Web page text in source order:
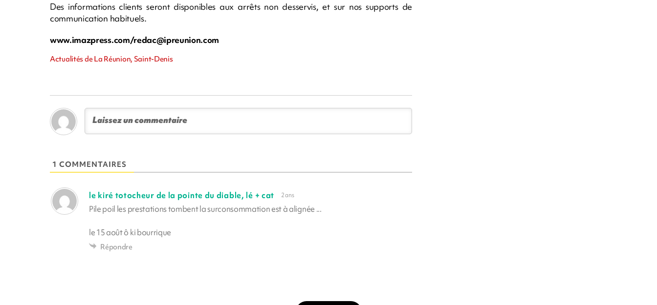
Des informations clients seront disponibles aux arrêts non desservis, et sur nos supports de
communication habituels.
www.imazpress.com/redac@ipreunion.com
Actualités de La Réunion, Saint-Denis
1 COMMENTAIRES
le kiré totocheur de la pointe du diable, lé + cat 2 ans
Pile poil les prestations tombent la surconsommation est à alignée ...
le 15 août ô ki bourrique
Répondre